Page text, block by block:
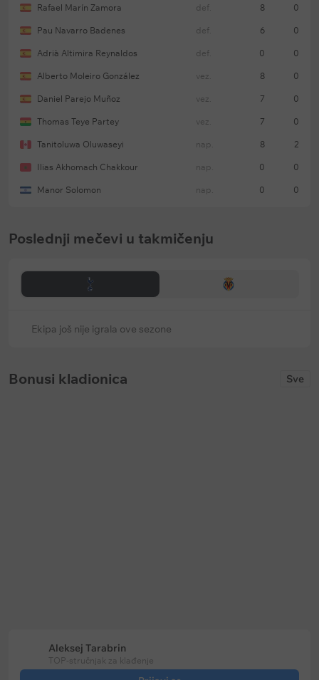
Rafael Marín Zamora def. 8 0
Pau Navarro Badenes def. 6 0
Adrià Altimira Reynaldos def. 0 0
Alberto Moleiro González vez. 8 0
Daniel Parejo Muñoz vez. 7 0
Thomas Teye Partey vez. 7 0
Tanitoluwa Oluwaseyi nap. 8 2
Ilias Akhomach Chakkour nap. 0 0
Manor Solomon nap. 0 0
Poslednji mečevi u takmičenju
Ekipa još nije igrala ove sezone
Bonusi kladionica Sve
Aleksej Tarabrin
TOP-stručnjak za klađenje